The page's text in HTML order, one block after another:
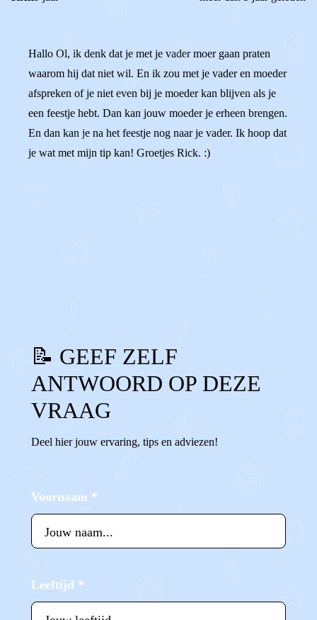
Hallo Ol, ik denk dat je met je vader moer gaan praten
waarom hij dat niet wil. En ik zou met je vader en moeder
afspreken of je niet even bij je moeder kan blijven als je
een feestje hebt. Dan kan jouw moeder je erheen brengen.
En dan kan je na het feestje nog naar je vader. Ik hoop dat
je wat met mijn tip kan! Groetjes Rick. :)
📝 GEEF ZELF
ANTWOORD OP DEZE
VRAAG
Deel hier jouw ervaring, tips en adviezen!
Voornaam *
Leeftijd *